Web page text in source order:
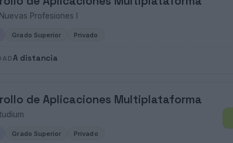
Profesiones I
Grado Superior Privado
A distancia
de Aplicaciones Multiplataforma
Grado Superior Privado